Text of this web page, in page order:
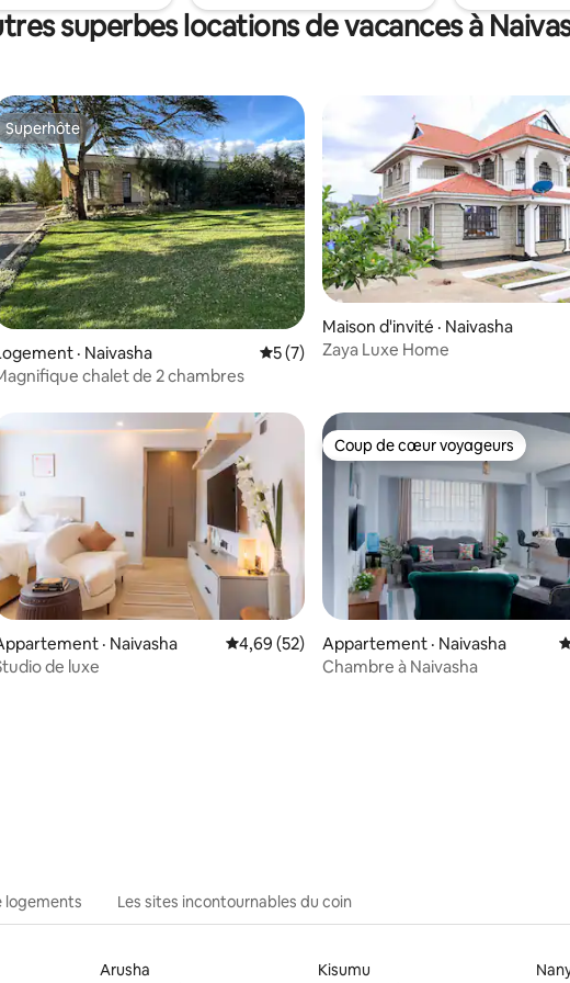
vous vous sentirez comme chez
Réservez votre séjour dès
superbes locations de vacances à
de 4,89 sur 5, 19 commentaires
Superhôte
Superhôte
· Naivasha Note moyenne de 5 sur 5, 7 commentaires
5 (7)
chalet de 2 chambres
Maison d'invité · Naivasha
Zaya Luxe Home
de 5 sur 5, 5 commentaires
· Naivasha Note moyenne de 4,69 sur 5, 52
4,69 (52)
de luxe
Coup de cœur voyageurs
Coup de cœur voyageurs
Appartement · Naivasha
Chambre à Naivasha
logements Les sites incontournables du coin
Arusha
Kisumu